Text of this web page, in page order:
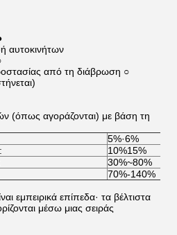
αυτοκινήτων
από τη διάβρωση ○
(όπως αγοράζονται) με βάση τη
5%·6%
10%15%
30%~80%
70%-140%
εμπειρικά επίπεδα· τα βέλτιστα
μέσω μιας σειράς